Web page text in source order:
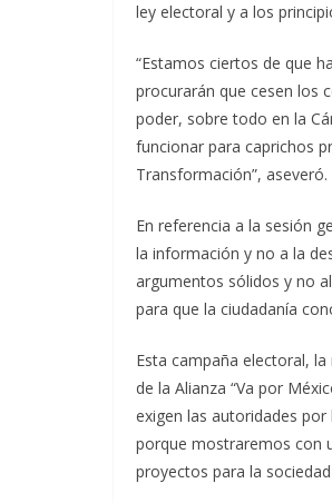
ley electoral y a los
“Estamos ciertos de que
procurarán que cesen los
poder, sobre todo en la
funcionar para caprichos
Transformación”, aseveró.
En referencia a la sesión
la información y no a la
argumentos sólidos y no
para que la ciudadanía
Esta campaña electoral,
de la Alianza “Va por
exigen las autoridades
porque mostraremos con
proyectos para la